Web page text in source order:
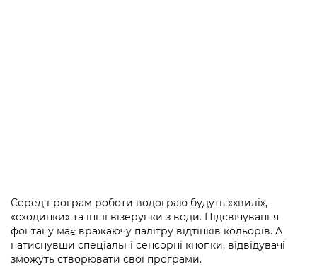
Серед програм роботи водограю будуть «хвилі»,
«сходинки» та інші візерунки з води. Підсвічування
фонтану має вражаючу палітру відтінків кольорів. А
натиснувши спеціальні сенсорні кнопки, відвідувачі
зможуть створювати свої програми.